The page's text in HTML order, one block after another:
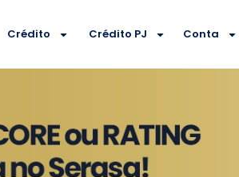
Crédito Crédito PJ Conta